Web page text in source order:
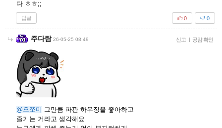
다 ㅎㅎ;;
답글 0
0
주다람 26-05-25 08:49 신고 | 공감 확인
@오쪼미 그만큼 파판 하우징을 좋아하고
즐기는 거라고 생각해요